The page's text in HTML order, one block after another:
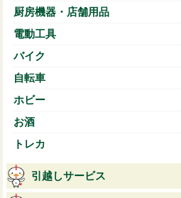
厨房機器・店舗用品
電動工具
バイク
自転車
ホビー
お酒
トレカ
引越しサービス